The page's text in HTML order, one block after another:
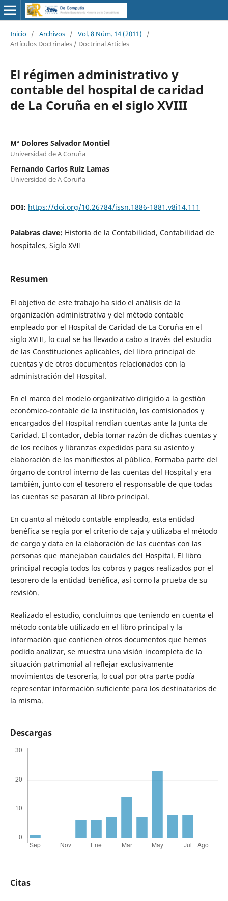
Inicio / Archivos / Vol. 8 Núm. 14 (2011)
/
Artículos Doctrinales / Doctrinal Articles
El régimen administrativo y
contable del hospital de caridad
de La Coruña en el siglo XVIII
Mª Dolores Salvador Montiel
Universidad de A Coruña
Fernando Carlos Ruiz Lamas
Universidad de A Coruña
DOI: https://doi.org/10.26784/issn.1886-1881.v8i14.111
Palabras clave: Historia de la Contabilidad, Contabilidad de
hospitales, Siglo XVII
Resumen
El objetivo de este trabajo ha sido el análisis de la
organización administrativa y del método contable
empleado por el Hospital de Caridad de La Coruña en el
siglo XVIII, lo cual se ha llevado a cabo a través del estudio
de las Constituciones aplicables, del libro principal de
cuentas y de otros documentos relacionados con la
administración del Hospital.
En el marco del modelo organizativo dirigido a la gestión
económico-contable de la institución, los comisionados y
encargados del Hospital rendían cuentas ante la Junta de
Caridad. El contador, debía tomar razón de dichas cuentas y
de los recibos y libranzas expedidos para su asiento y
elaboración de los manifiestos al público. Formaba parte del
órgano de control interno de las cuentas del Hospital y era
también, junto con el tesorero el responsable de que todas
las cuentas se pasaran al libro principal.
En cuanto al método contable empleado, esta entidad
benéfica se regía por el criterio de caja y utilizaba el método
de cargo y data en la elaboración de las cuentas con las
personas que manejaban caudales del Hospital. El libro
principal recogía todos los cobros y pagos realizados por el
tesorero de la entidad benéfica, así como la prueba de su
revisión.
Realizado el estudio, concluimos que teniendo en cuenta el
método contable utilizado en el libro principal y la
información que contienen otros documentos que hemos
podido analizar, se muestra una visión incompleta de la
situación patrimonial al reflejar exclusivamente
movimientos de tesorería, lo cual por otra parte podía
representar información suficiente para los destinatarios de
la misma.
Descargas
Citas